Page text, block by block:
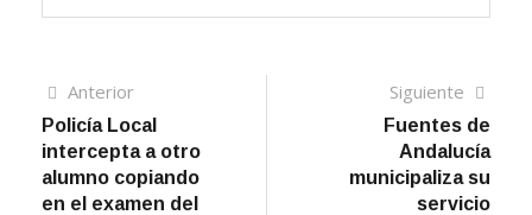
Navegación
de
entradas
AnteriorArtículo
anterior
Policía Local
intercepta a otro
alumno copiando
en el examen del
Siguiente
Fuentes de
Andalucía
municipaliza su
servicio